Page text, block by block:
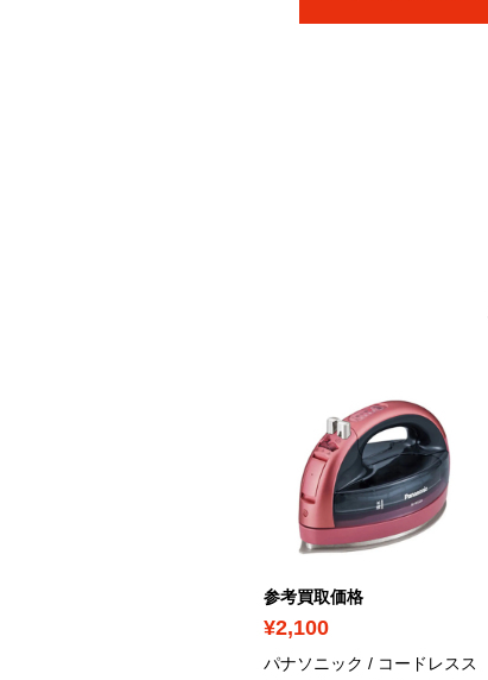
参考買取価格
¥2,100
パナソニック / コードレスス